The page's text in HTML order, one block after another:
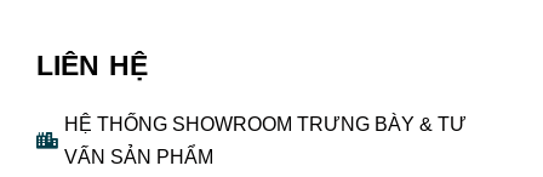
LIÊN HỆ
HỆ THỐNG SHOWROOM TRƯNG BÀY & TƯ
VẤN SẢN PHẨM